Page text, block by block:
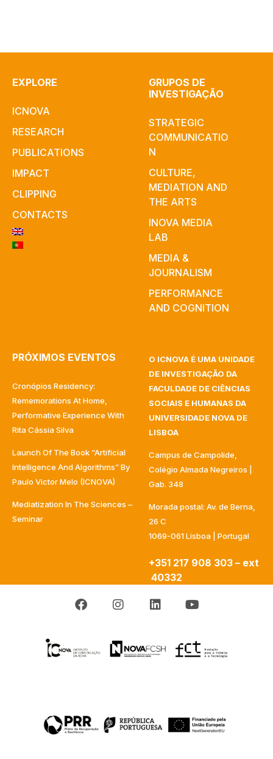
EXPLORE
ICNOVA
RESEARCH
PUBLICATIONS
IMPACT
CLIPPING
CONTACTS
GRUPOS DE
INVESTIGAÇÃO
STRATEGIC
COMMUNICATIO
N
CULTURE,
MEDIATION AND
THE ARTS
INOVA MEDIA
LAB
MEDIA &
JOURNALISM
PERFORMANCE
AND COGNITION
PRÓXIMOS EVENTOS
Cronópios Residency:
Rememorations At Home,
Performative Experience With
Rita Cássia Silva
Launch Of The Book “Artificial
Intelligence And Algorithms” By
Paulo Victor Melo (ICNOVA)
Mediatization In The Sciences –
Seminar
O ICNOVA É UMA UNIDADE
DE INVESTIGAÇÃO DA
FACULDADE DE CIÊNCIAS
SOCIAIS E HUMANAS DA
UNIVERSIDADE NOVA DE
LISBOA
Campus de Campolide,
Colégio Almada Negreiros |
Gab. 348
Morada postal: Av. de Berna,
26 C
1069-061 Lisboa | Portugal
+351 217 908 303 – ext
40332